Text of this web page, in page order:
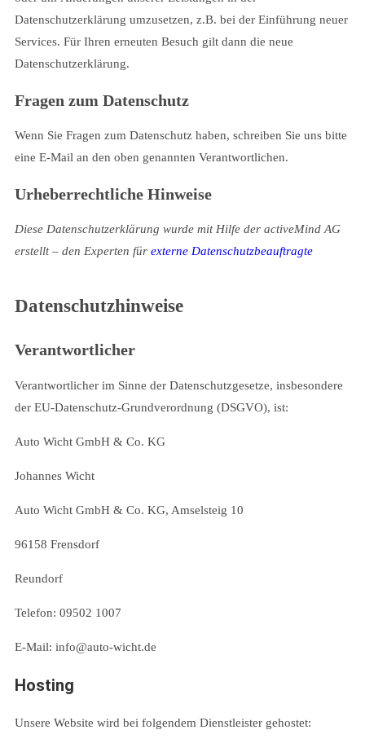
Datenschutzerklärung umzusetzen, z.B. bei der Einführung neuer
Services. Für Ihren erneuten Besuch gilt dann die neue
Datenschutzerklärung.
Fragen zum Datenschutz
Wenn Sie Fragen zum Datenschutz haben, schreiben Sie uns bitte
eine E-Mail an den oben genannten Verantwortlichen.
Urheberrechtliche Hinweise
Diese Datenschutzerklärung wurde mit Hilfe der activeMind AG
erstellt – den Experten für externe Datenschutzbeauftragte
Datenschutzhinweise
Verantwortlicher
Verantwortlicher im Sinne der Datenschutzgesetze, insbesondere
der EU-Datenschutz-Grundverordnung (DSGVO), ist:
Auto Wicht GmbH & Co. KG
Johannes Wicht
Auto Wicht GmbH & Co. KG, Amselsteig 10
96158 Frensdorf
Reundorf
Telefon: 09502 1007
E-Mail: info@auto-wicht.de
Hosting
Unsere Website wird bei folgendem Dienstleister gehostet: